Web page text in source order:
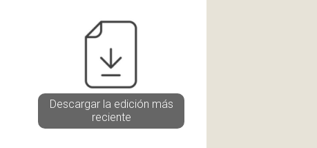
Descargar la edición más
reciente